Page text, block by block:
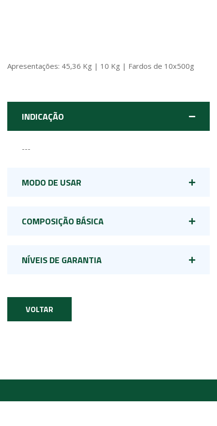
Apresentações: 45,36 Kg | 10 Kg | Fardos de 10x500g
INDICAÇÃO
---
MODO DE USAR
COMPOSIÇÃO BÁSICA
NÍVEIS DE GARANTIA
VOLTAR